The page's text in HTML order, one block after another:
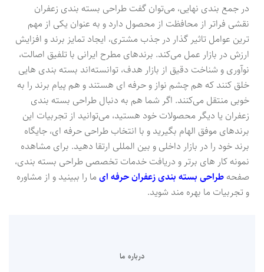
در جمع بندی نهایی، می‌توان گفت طراحی بسته بندی زعفران
نقشی فراتر از محافظت از محصول دارد و به عنوان یکی از مهم
ترین عوامل تاثیر گذار در جذب مشتری، ایجاد تمایز برند و افزایش
ارزش در بازار عمل می‌کند. برندهای مطرح ایرانی با تلفیق اصالت،
نوآوری و شناخت دقیق از بازار هدف، توانسته‌اند بسته بندی هایی
خلق کنند که هم چشم نواز و حرفه ای هستند و هم پیام برند را به
خوبی منتقل می‌کنند. اگر شما هم به دنبال طراحی بسته بندی
زعفران یا دیگر محصولات خود هستید، می‌توانید از تجربیات این
برندهای موفق الهام بگیرید و با انتخاب طراحی حرفه ای، جایگاه
برند خود را در بازار داخلی و بین المللی ارتقا دهید. برای مشاهده
نمونه کار های برتر و دریافت خدمات تخصصی طراحی بسته بندی،
صفحه طراحی بسته بندی زعفران حرفه ای ما را ببینید و از مشاوره
و تجربیات ما بهره مند شوید.
درباره ما